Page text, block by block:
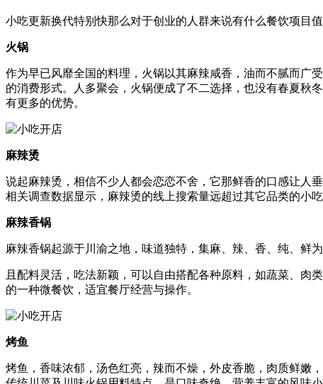
小吃更新换代特别快那么对于创业的人群来说有什么餐饮项目
火锅
作为早已风靡全国的料理，火锅以其麻辣咸香，油而不腻而广
的消费形式。人多聚会，火锅便成了不二选择，也没有春夏秋
有更多的优势。
麻辣烫
说起麻辣烫，相信不少人都会恋恋不舍，它那鲜香的口感让人
相关调查数据显示，麻辣烫的线上搜索量远超过其它品类的小
麻辣香锅
麻辣香锅起源于川渝之地，味道独特，集麻、辣、香、纯、鲜
且配料灵活，吃法新颖，可以自由搭配各种原料，如蔬菜、肉
的一种微餐饮，适宜餐厅经营与操作。
烤鱼
烤鱼，香味浓郁，汤色红亮，辣而不燥，外皮香脆，肉质鲜嫩